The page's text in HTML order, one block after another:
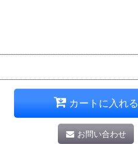
カートに入れる
お問い合わせ